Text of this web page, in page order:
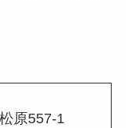
原557-1